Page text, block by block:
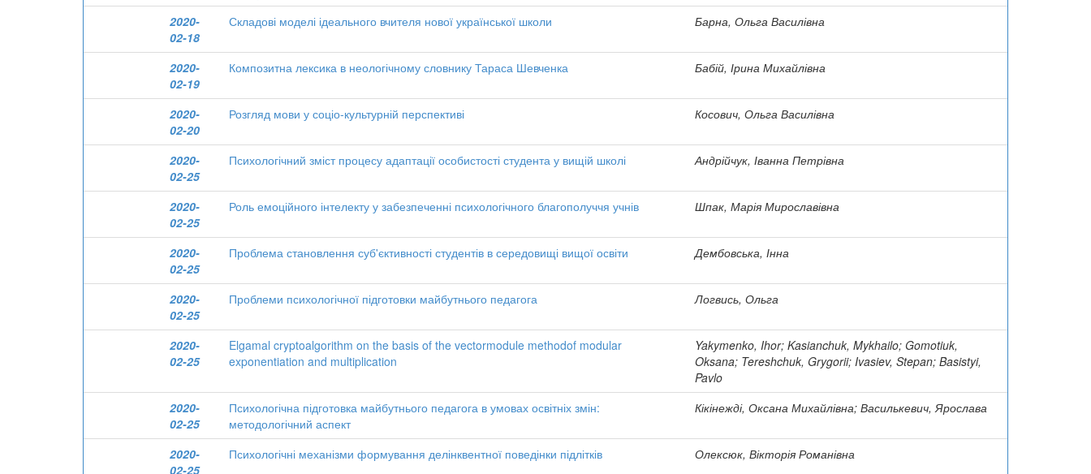
2020-
02-18
Складові моделі ідеального вчителя нової української школи Барна, Ольга Василівна
2020-
02-19
Композитна лексика в неологічному словнику Тараса Шевченка Бабій, Ірина Михайлівна
2020-
02-20
Розгляд мови у соціо-культурній перспективі Косович, Ольга Василівна
2020-
02-25
Психологічний зміст процесу адаптації особистості студента у вищій школі Андрійчук, Іванна Петрівна
2020-
02-25
Роль емоційного інтелекту у забезпеченні психологічного благополуччя учнів Шпак, Марія Мирославівна
2020-
02-25
Проблема становлення суб'єктивності студентів в середовищі вищої освіти Дембовська, Інна
2020-
02-25
Проблеми психологічної підготовки майбутнього педагога Логвись, Ольга
2020-
02-25
Elgamal cryptoalgorithm on the basis of the vectormodule methodof modular
exponentiation and multiplication
Yakymenko, Ihor; Kasianchuk, Mykhailo; Gomotiuk,
Oksana; Tereshchuk, Grygorii; Ivasiev, Stepan; Basistyi,
Pavlo
2020-
02-25
Психологічна підготовка майбутнього педагога в умовах освітніх змін:
методологічний аспект
Кікінежді, Оксана Михайлівна; Василькевич, Ярослава
2020-
02-25
Психологічні механізми формування делінквентної поведінки підлітків Олексюк, Вікторія Романівна